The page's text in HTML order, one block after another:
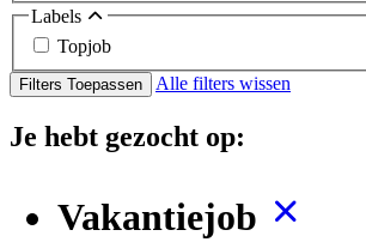
Labels
Topjob
Filters Toepassen Alle filters wissen
Je hebt gezocht op:
Vakantiejob